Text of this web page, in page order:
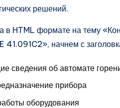
решений.
в HTML формате на тему
41.091C2», начнем с
сведения об автомате
прибора
оборудования